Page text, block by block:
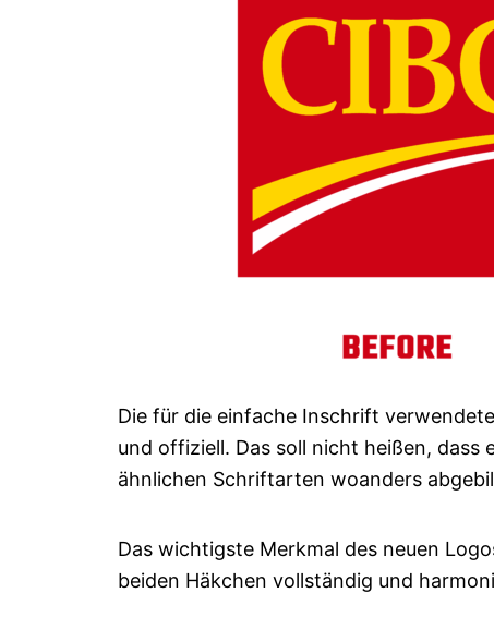
Die für die einfache Inschrift
und offiziell. Das soll nicht heißen, dass
ähnlichen Schriftarten woanders
Das wichtigste Merkmal des neuen
beiden Häkchen vollständig und